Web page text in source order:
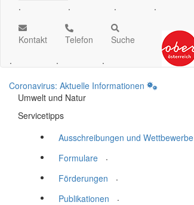
.
.
.
.
Kontakt
.
Telefon
.
Suche
.
Coronavirus: Aktuelle Informationen
Umwelt und Natur
Servicetipps
Ausschreibungen und Wettbewerbe
Formulare
.
Förderungen
.
Publikationen
.